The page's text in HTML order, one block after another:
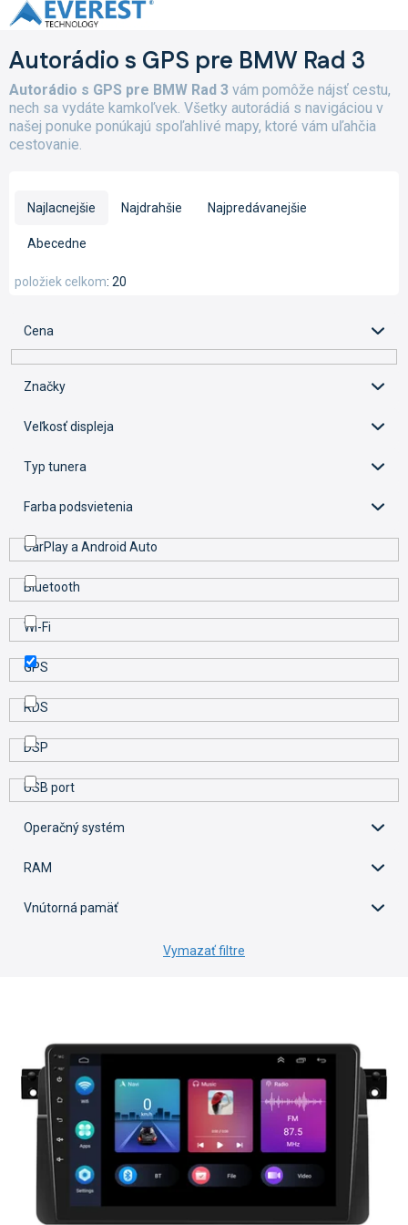
Prejsť
na
Autorádio s GPS pre BMW Rad 3
Autorádio s GPS pre BMW Rad 3 vám pomôže nájsť cestu,
nech sa vydáte kamkoľvek. Všetky autorádiá s navigáciou v
našej ponuke ponúkajú spoľahlivé mapy, ktoré vám uľahčia
cestovanie.
i
p
r
o
d
o
Najlacnejšie Najdrahšie Najpredávanejšie
Abecedne
20
položiek celkom
Cena
Značky
Veľkosť displeja
Typ tunera
Farba podsvietenia
CarPlay a Android Auto
Bluetooth
Wi-Fi
GPS
RDS
DSP
USB port
Operačný systém
RAM
Vnútorná pamäť
Vymazať filtre